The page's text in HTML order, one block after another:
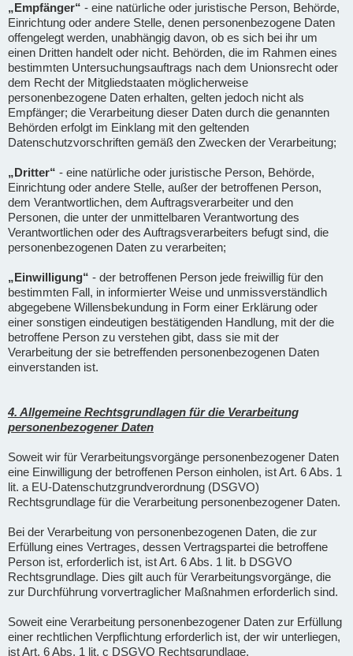
„Empfänger“ - eine natürliche oder juristische Person, Behörde,
Einrichtung oder andere Stelle, denen personenbezogene Daten
offengelegt werden, unabhängig davon, ob es sich bei ihr um
einen Dritten handelt oder nicht. Behörden, die im Rahmen eines
bestimmten Untersuchungsauftrags nach dem Unionsrecht oder
dem Recht der Mitgliedstaaten möglicherweise
personenbezogene Daten erhalten, gelten jedoch nicht als
Empfänger; die Verarbeitung dieser Daten durch die genannten
Behörden erfolgt im Einklang mit den geltenden
Datenschutzvorschriften gemäß den Zwecken der Verarbeitung;
„Dritter“ - eine natürliche oder juristische Person, Behörde,
Einrichtung oder andere Stelle, außer der betroffenen Person,
dem Verantwortlichen, dem Auftragsverarbeiter und den
Personen, die unter der unmittelbaren Verantwortung des
Verantwortlichen oder des Auftragsverarbeiters befugt sind, die
personenbezogenen Daten zu verarbeiten;
„Einwilligung“ - der betroffenen Person jede freiwillig für den
bestimmten Fall, in informierter Weise und unmissverständlich
abgegebene Willensbekundung in Form einer Erklärung oder
einer sonstigen eindeutigen bestätigenden Handlung, mit der die
betroffene Person zu verstehen gibt, dass sie mit der
Verarbeitung der sie betreffenden personenbezogenen Daten
einverstanden ist.
4. Allgemeine Rechtsgrundlagen für die Verarbeitung
personenbezogener Daten
Soweit wir für Verarbeitungsvorgänge personenbezogener Daten
eine Einwilligung der betroffenen Person einholen, ist Art. 6 Abs. 1
lit. a EU-Datenschutzgrundverordnung (DSGVO)
Rechtsgrundlage für die Verarbeitung personenbezogener Daten.
Bei der Verarbeitung von personenbezogenen Daten, die zur
Erfüllung eines Vertrages, dessen Vertragspartei die betroffene
Person ist, erforderlich ist, ist Art. 6 Abs. 1 lit. b DSGVO
Rechtsgrundlage. Dies gilt auch für Verarbeitungsvorgänge, die
zur Durchführung vorvertraglicher Maßnahmen erforderlich sind.
Soweit eine Verarbeitung personenbezogener Daten zur Erfüllung
einer rechtlichen Verpflichtung erforderlich ist, der wir unterliegen,
ist Art. 6 Abs. 1 lit. c DSGVO Rechtsgrundlage.